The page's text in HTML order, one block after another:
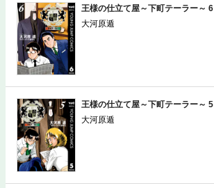
王様の仕立て屋～下町テーラー～ 6
大河原遁
王様の仕立て屋～下町テーラー～ 5
大河原遁